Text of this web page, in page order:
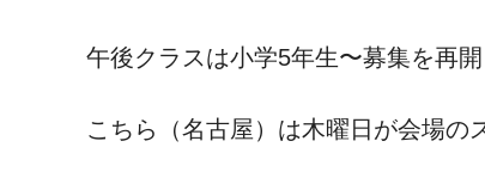
午後クラスは小学5年生〜募集を再開
こちら（名古屋）は木曜日が会場の